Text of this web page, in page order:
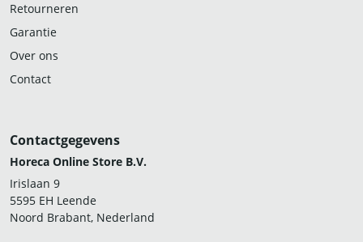
Retourneren
Garantie
Over ons
Contact
Contactgegevens
Horeca Online Store B.V.
Irislaan 9
5595 EH Leende
Noord Brabant, Nederland